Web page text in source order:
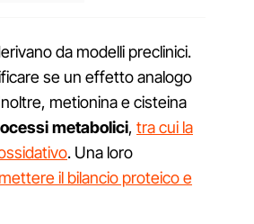
da modelli preclinici.
se un effetto analogo
metionina e cisteina
metabolici, tra cui la
. Una loro
il bilancio proteico e